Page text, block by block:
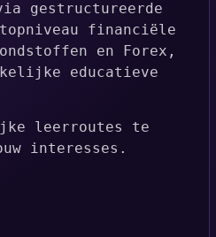
gestructureerde
financiële
en Forex,
educatieve
leerroutes te
interesses.